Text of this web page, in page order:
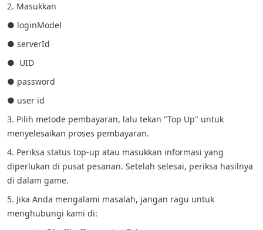
2. Masukkan
● loginModel
● serverId
● UID
● password
● user id
3. Pilih metode pembayaran, lalu tekan "Top Up" untuk
menyelesaikan proses pembayaran.
4. Periksa status top-up atau masukkan informasi yang
diperlukan di pusat pesanan. Setelah selesai, periksa hasilnya
di dalam game.
5. Jika Anda mengalami masalah, jangan ragu untuk
menghubungi kami di: